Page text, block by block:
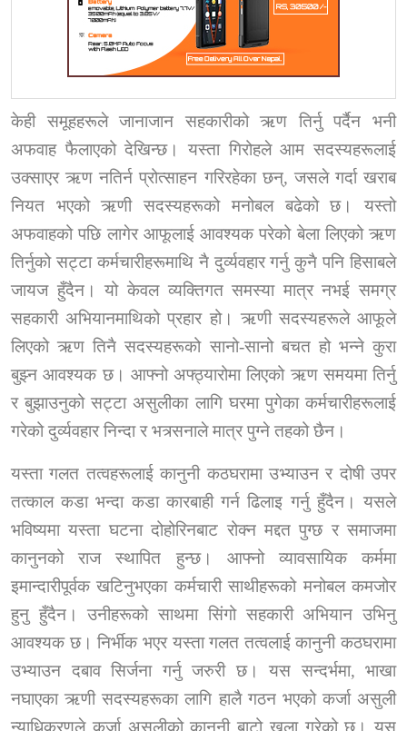
केही समूहहरूले जानाजान
सहकारीको ऋण तिर्नु पर्दैन भनी
अफवाह फैलाएको देखिन्छ। यस्ता गिरोहले आम सदस्यहरूलाई
उक्साएर ऋण नतिर्न प्रोत्साहन गरिरहेका छन्, जसले गर्दा खराब
नियत भएकोऋणी सदस्यहरूको मनोबल बढेको छ। यस्तो
अफवाहको पछि लागेर आफूलाई आवश्यक परेको बेला लिएको ऋण
तिर्नुको सट्टा कर्मचारीहरूमाथि नै दुर्व्यवहार गर्नु कुनै पनि हिसाबले
जायज हुँदैन। यो केवल व्यक्तिगत समस्या मात्र नभई समग्र
सहकारी अभियानमाथिको प्रहार हो। ऋणी सदस्यहरूले आफूले
लिएको ऋण तिनै सदस्यहरूको सानो-सानो बचत हो भन्ने कुरा
बुझ्न आवश्यक छ। आफ्नो अफ्ठ्यारोमा लिएको ऋण समयमा तिर्नु
र बुझाउनुको सट्टा असुलीका लागि घरमा पुगेका कर्मचारीहरूलाई
गरेको दुर्व्यवहार निन्दा र भत्र्सनाले मात्र पुग्ने तहको छैन।
यस्ता गलत तत्वहरूलाई कानुनी कठघरामा उभ्याउन र दोषी उपर
तत्काल कडा भन्दा कडा कारबाही गर्न ढिलाइ गर्नु हुँदैन। यसले
भविष्यमा यस्ता घटना दोहोरिनबाट रोक्न मद्दत पुग्छ र समाजमा
कानुनको राज स्थापित हुन्छ। आफ्नो व्यावसायिक कर्ममा
इमान्दारीपूर्वक खटिनुभएका कर्मचारी साथीहरूको मनोबल कमजोर
हुनु हुँदैन। उनीहरूको साथमा सिंगो सहकारी अभियान उभिनु
आवश्यक छ। निर्भीक भएर यस्ता गलत तत्वलाई कानुनी कठघरामा
उभ्याउन दबाव सिर्जना गर्नु जरुरी छ। यस सन्दर्भमा, भाखा
नघाएका ऋणी सदस्यहरूका लागि हालै गठन भएको कर्जा असुली
न्याधिकरणले कर्जा असुलीको कानुनी बाटो खुला गरेको छ। यस